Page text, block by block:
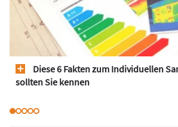
Diese 6 Fakten zum Individuellen
sollten Sie kennen